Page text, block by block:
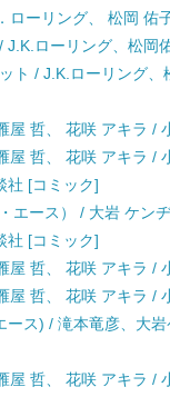
ローリング、 松岡 佑
ローリング、松岡
ト / J.K.ローリング、
屋 哲、 花咲 アキラ /
屋 哲、 花咲 アキラ /
社 [コミック]
エース） / 大岩 ケン
社 [コミック]
屋 哲、 花咲 アキラ /
屋 哲、 花咲 アキラ /
ス) / 滝本竜彦、大
屋 哲、 花咲 アキラ /